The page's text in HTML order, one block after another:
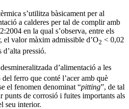
s’utilitza bàsicament per al
a calderes per tal de complir amb
en la qual s’observa, entre els
el valor màxim admissible d’O2 < 0,02
pressió.
d’alimentació a les
ferro que conté l’acer amb què
el fenomen denominat “pitting”, de tal
punts de corrosió i fuites importants als
seu interior.